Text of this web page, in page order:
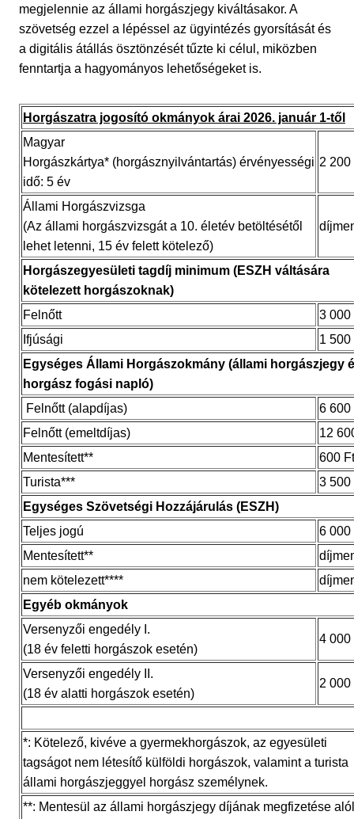
megjelennie az állami horgászjegy kiváltásakor. A
szövetség ezzel a lépéssel az ügyintézés gyorsítását és
a digitális átállás ösztönzését tűzte ki célul, miközben
fenntartja a hagyományos lehetőségeket is.
Horgászatra jogosító okmányok árai 2026. január 1-től
Magyar
Horgászkártya* (horgásznyilvántartás) érvényességi
idő: 5 év
2 200
Állami Horgászvizsga
(Az állami horgászvizsgát a 10. életév betöltésétől
lehet letenni, 15 év felett kötelező)
Horgászegyesületi tagdíj minimum (ESZH váltására
kötelezett horgászoknak)
Felnőtt
3 000
Ifjúsági
1 500
Egységes Állami Horgászokmány (állami horgászjegy
horgász fogási napló)
Felnőtt (alapdíjas)
6 600
Felnőtt (emeltdíjas)
12
Mentesített**
600 Ft
Turista***
3 500
Egységes Szövetségi Hozzájárulás (ESZH)
Teljes jogú
6 000
Mentesített**
nem kötelezett****
Egyéb okmányok
Versenyzői engedély I.
(18 év feletti horgászok esetén)
4 000
Versenyzői engedély II.
(18 év alatti horgászok esetén)
2 000
*: Kötelező, kivéve a gyermekhorgászok, az egyesületi
tagságot nem létesítő külföldi horgászok, valamint a turista
állami horgászjeggyel horgász személynek.
**: Mentesül az állami horgászjegy díjának megfizetése